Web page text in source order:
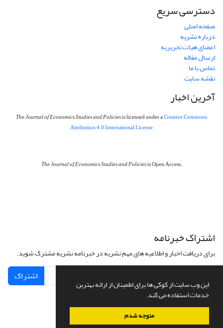
این وب سایت از کوکی ها برای اطمینان از ارائه بهترین
خدمات استفاده می کند.
متوجه شدم
دسترسی سریع
صفحه اصلی
درباره نشریه
اعضای هیات تحریریه
ارسال مقاله
تماس با ما
نقشه سایت
آخرین اخبار
The Journal of Economics Studies and Policiesis licensed under aCreative Commons
Attribution 4.0 International License
The Journal of Economics Studies and Policiesis Open Access.
اشتراک خبرنامه
برای دریافت اخبار و اطلاعیه های مهم نشریه در خبرنامه نشریه مشترک شوید.
اشتراک
سامانه مدیریت نشریات علمی.طراحی و پیاده سازی ازسیناوب